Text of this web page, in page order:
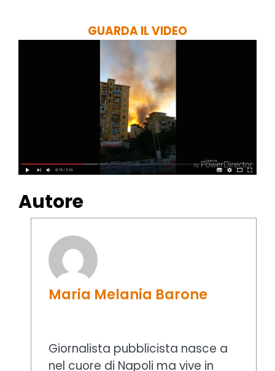
GUARDA IL VIDEO
Autore
Maria Melania Barone
Giornalista pubblicista nasce a
nel cuore di Napoli ma vive in